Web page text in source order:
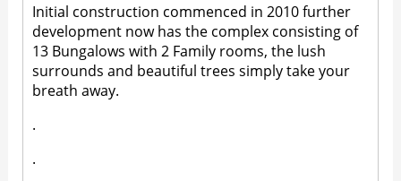
Initial construction commenced in 2010 further
development now has the complex consisting of
13 Bungalows with 2 Family rooms, the lush
surrounds and beautiful trees simply take your
breath away.
.
.